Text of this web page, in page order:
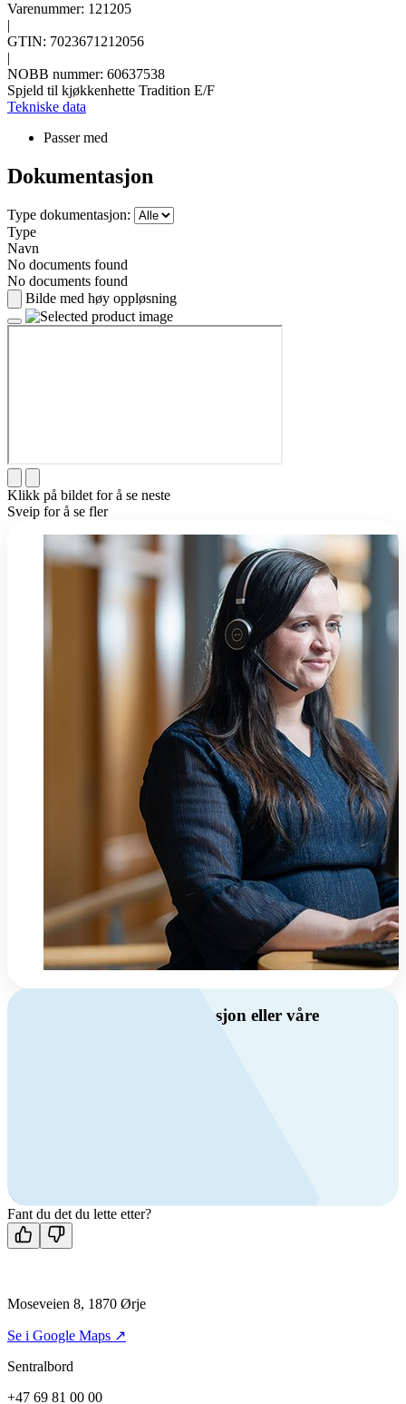
Varenummer: 121205
|
GTIN: 7023671212056
|
NOBB nummer: 60637538
Spjeld til kjøkkenhette Tradition E/F
Tekniske data
Passer med
Dokumentasjon
Type dokumentasjon:
Type
Navn
No documents found
No documents found
Bilde med høy oppløsning
Klikk på bildet for å se neste
Sveip for å se fler
Har du spørsmål om ventilasjon eller våre
Kontakt oss
Fant du det du lette etter?
Moseveien 8, 1870 Ørje
Se i Google Maps ↗
Sentralbord
+47 69 81 00 00